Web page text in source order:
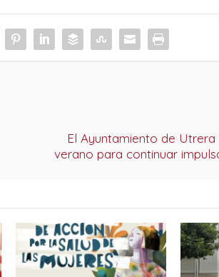
El Ayuntamiento de
verano para continuar